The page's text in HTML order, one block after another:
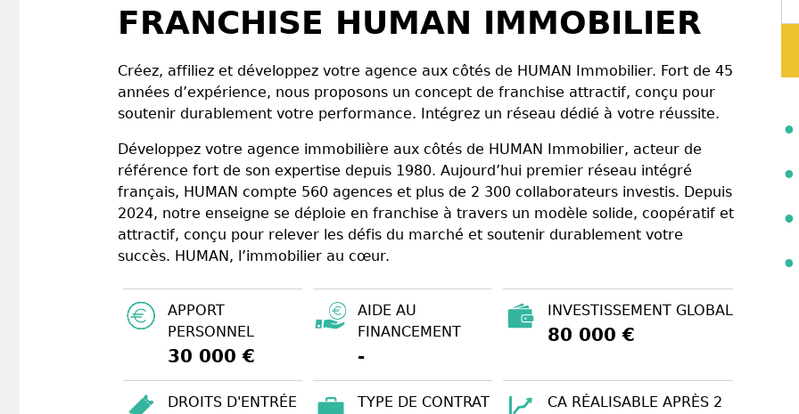
FRANCHISE HUMAN IMMOBILIER
Créez, affiliez et développez votre agence aux côtés de HUMAN Immobilier. Fort de 45
années d’expérience, nous proposons un concept de franchise attractif, conçu pour
soutenir durablement votre performance. Intégrez un réseau dédié à votre réussite.
Développez votre agence immobilière aux côtés de HUMAN Immobilier, acteur de
référence fort de son expertise depuis 1980. Aujourd’hui premier réseau intégré
français, HUMAN compte 560 agences et plus de 2 300 collaborateurs investis. Depuis
2024, notre enseigne se déploie en franchise à travers un modèle solide, coopératif et
attractif, conçu pour relever les défis du marché et soutenir durablement votre
succès. HUMAN, l’immobilier au cœur.
APPORT
PERSONNEL
30 000 €
AIDE AU
FINANCEMENT
-
INVESTISSEMENT GLOBAL
80 000 €
DROITS D'ENTRÉE
TYPE DE CONTRAT
CA RÉALISABLE APRÈS 2